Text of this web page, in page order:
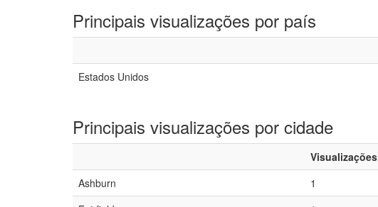
Principais visualizações por país
Estados Unidos
Principais visualizações por cidade
Visualizações
Ashburn
1